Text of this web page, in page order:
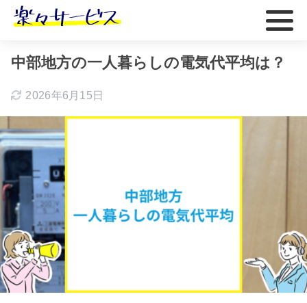
ホーム おすすめ
中部地方の一人暮らしの電気代平均は？
2026年6月15日